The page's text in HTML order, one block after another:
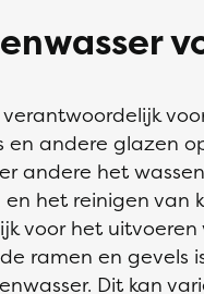
andere glazen
andere het
het reinigen van
voor het
ramen en gevels
Dit kan